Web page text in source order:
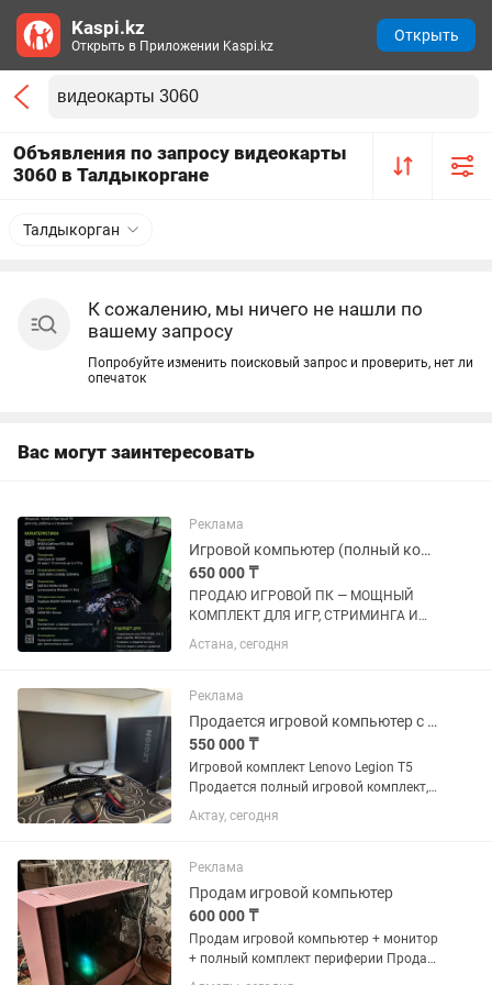
Объявления по запросу видеокарты
3060 в Талдыкоргане
Талдыкорган
К сожалению, мы ничего не нашли по
вашему запросу
Попробуйте изменить поисковый запрос и проверить, нет ли
опечаток
Вас могут заинтересовать
Реклама
Игровой компьютер (полный комплект)
650 000 ₸
ПРОДАЮ ИГРОВОЙ ПК — МОЩНЫЙ
КОМПЛЕКТ ДЛЯ ИГР, СТРИМИНГА И
РАБОТЫ Продаю игровой компьютер в
отличном состоянии. Мощная сборка,
Отлично подойдет как для
современных...
Астана, сегодня
Реклама
Продается игровой компьютер с полным комплектом
550 000 ₸
Игровой комплект Lenovo Legion T5
Продается полный игровой комплект,
полностью готов к использованию. Все
устройства в отличном техническом
Актау, сегодня
Реклама
Продам игровой компьютер
600 000 ₸
Продам игровой компьютер + монитор
+ полный комплект периферии Продаю
полностью готовый игровой комплект.
Kaspi.kz
Открыть в Приложении Kaspi.kz
Открыть